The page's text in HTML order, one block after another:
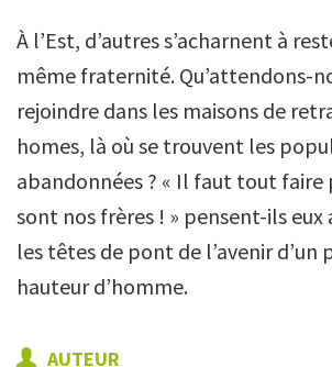
À l’Est, d’autres s’acharnent à
même fraternité. Qu’attendons-
rejoindre dans les maisons de
homes, là où se trouvent les
abandonnées ? « Il faut tout faire
sont nos frères ! » pensent-ils eux
les têtes de pont de l’avenir d’un
hauteur d’homme.
AUTEUR